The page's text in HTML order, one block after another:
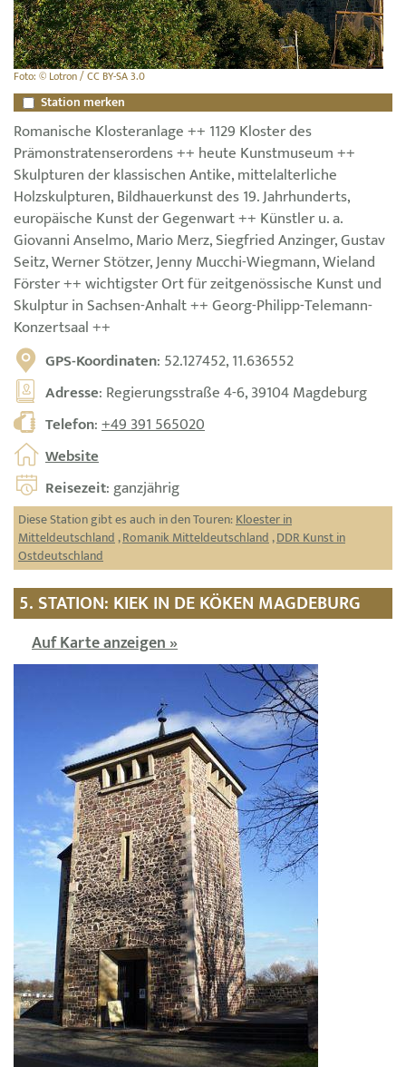
Foto: © Lotron / CC BY-SA 3.0
Station merken
Romanische Klosteranlage ++ 1129 Kloster des
Prämonstratenserordens ++ heute Kunstmuseum ++
Skulpturen der klassischen Antike, mittelalterliche
Holzskulpturen, Bildhauerkunst des 19. Jahrhunderts,
europäische Kunst der Gegenwart ++ Künstler u. a.
Giovanni Anselmo, Mario Merz, Siegfried Anzinger, Gustav
Seitz, Werner Stötzer, Jenny Mucchi-Wiegmann, Wieland
Förster ++ wichtigster Ort für zeitgenössische Kunst und
Skulptur in Sachsen-Anhalt ++ Georg-Philipp-Telemann-
Konzertsaal ++
GPS-Koordinaten: 52.127452, 11.636552
Adresse: Regierungsstraße 4-6, 39104 Magdeburg
Telefon:+49 391 565020
Website
Reisezeit: ganzjährig
Diese Station gibt es auch in den Touren:Kloester in
Mitteldeutschland,Romanik Mitteldeutschland,DDR Kunst in
Ostdeutschland
5. STATION: KIEK IN DE KÖKEN MAGDEBURG
Auf Karte anzeigen »